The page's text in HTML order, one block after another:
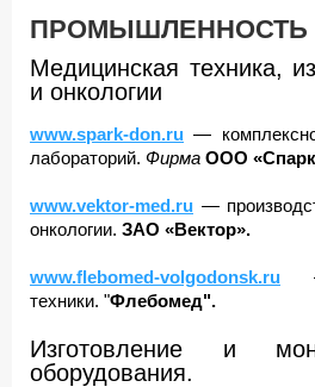
ПРОМЫШЛЕННОСТЬ
Медицинская техника,
и онкологии
www.spark-don.ru —
лабораторий. Фирма ООО
www.vektor-med.ru —
онкологии. ЗАО «Вектор».
www.flebomed-volgodonsk.ru —
техники. "Флебомед".
Изготовление и
оборудования.